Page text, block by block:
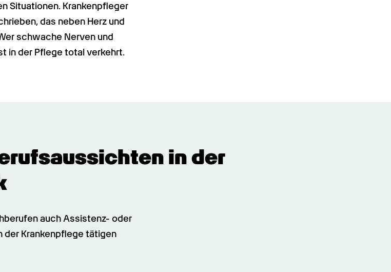
Situationen. Krankenpfleger
das neben Herz und
schwache Nerven und
in der Pflege total verkehrt.
in der
auch Assistenz- oder
der Krankenpflege tätigen